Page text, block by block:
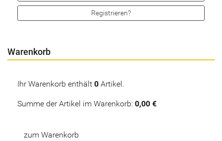
Registrieren?
Warenkorb
Ihr Warenkorb enthält 0 Artikel.
Summe der Artikel im Warenkorb: 0,00 €
zum Warenkorb